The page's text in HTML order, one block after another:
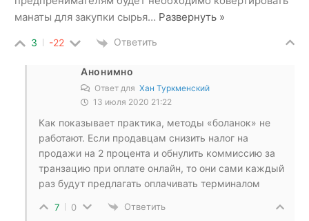
манаты для закупки сырья… Развернуть »
3 -22 Ответить
Анонимно
Ответ для Хан Туркменский
13 июля 2020 21:22
Как показывает практика, методы «боланок» не
работают. Если продавцам снизить налог на
продажи на 2 процента и обнулить коммиссию за
транзацию при оплате онлайн, то они сами каждый
раз будут предлагать оплачивать терминалом
7 0 Ответить